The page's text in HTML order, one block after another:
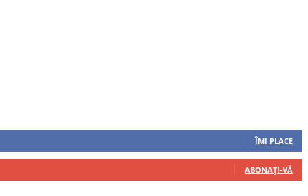
ÎMI PLACE
ABONAȚI-VĂ